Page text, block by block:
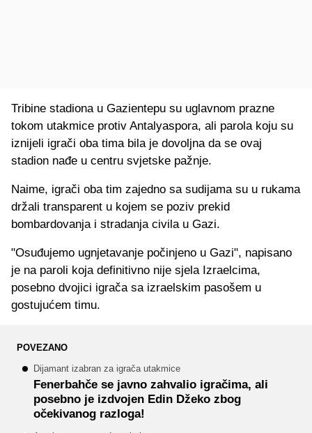
Tribine stadiona u Gazientepu su uglavnom prazne
tokom utakmice protiv Antalyaspora, ali parola koju su
iznijeli igrači oba tima bila je dovoljna da se ovaj
stadion nađe u centru svjetske pažnje.
Naime, igrači oba tim zajedno sa sudijama su u rukama
držali transparent u kojem se poziv prekid
bombardovanja i stradanja civila u Gazi.
"Osuđujemo ugnjetavanje počinjeno u Gazi", napisano
je na paroli koja definitivno nije sjela Izraelcima,
posebno dvojici igrača sa izraelskim pasošem u
gostujućem timu.
POVEZANO
Dijamant izabran za igrača utakmice
Fenerbahče se javno zahvalio igračima, ali
posebno je izdvojen Edin Džeko zbog
očekivanog razloga!